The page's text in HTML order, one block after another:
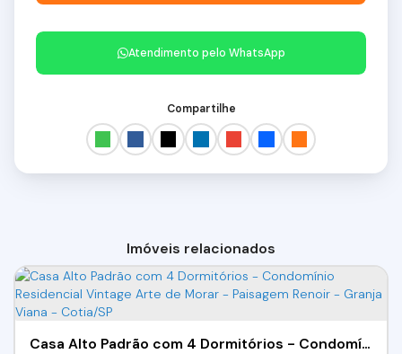
Atendimento pelo WhatsApp
Compartilhe
Imóveis relacionados
Casa Alto Padrão com 4 Dormitórios - Condomínio Residencial Vintage Arte de Morar - Paisagem Renoir - Granja Viana - Cotia/SP